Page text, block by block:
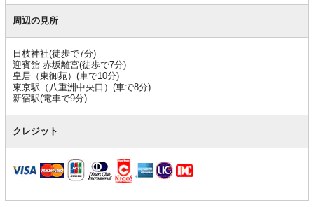
周辺の見所
日枝神社(徒歩で7分)
迎賓館 赤坂離宮(徒歩で7分)
皇居（東御苑）(車で10分)
東京駅（八重洲中央口）(車で8分)
新宿駅(電車で9分)
クレジット